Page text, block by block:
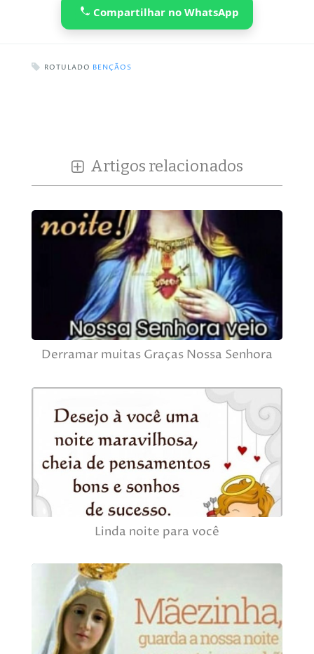
Compartilhar no WhatsApp
ROTULADO BENÇÃOS
Artigos relacionados
Derramar muitas Graças Nossa Senhora
Linda noite para você